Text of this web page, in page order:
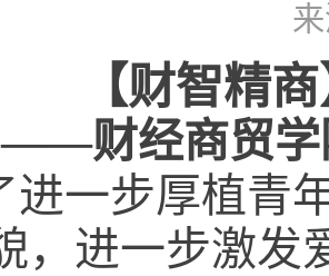
【财智精
——财经商贸学
进一步厚植青
，进一步激发